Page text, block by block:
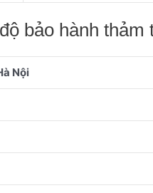
bảo hành thảm
Nội